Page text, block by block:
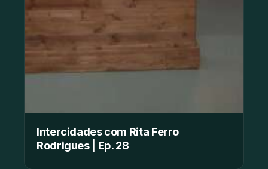
Intercidades com Rita Ferro
Rodrigues | Ep. 28